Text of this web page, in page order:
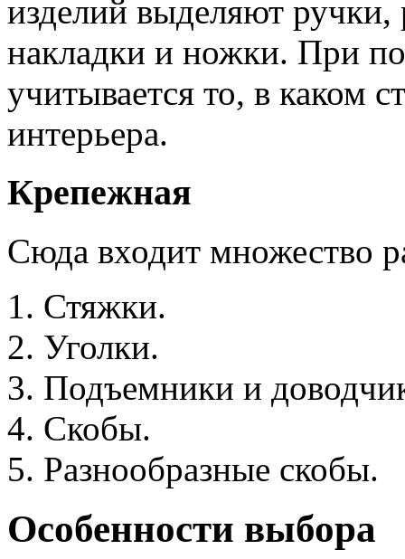
изделий выделяют ручки,
накладки и ножки. При
учитывается то, в каком
интерьера.
Крепежная
Сюда входит множество
Стяжки.
Уголки.
Подъемники и
Скобы.
Разнообразные скобы.
Особенности выбора